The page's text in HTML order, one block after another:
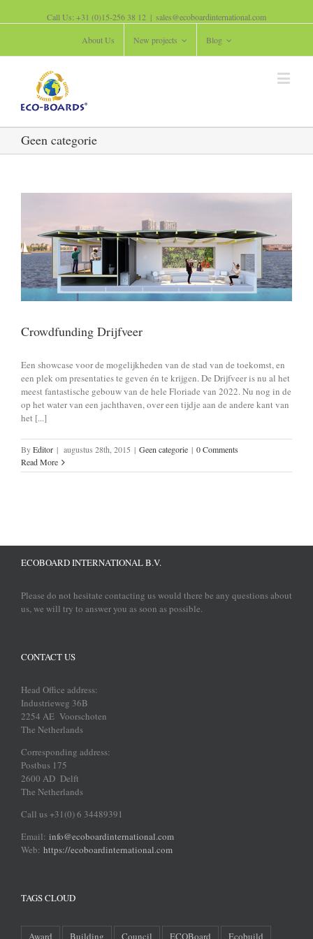
Call Us: +31 (0)15-256 38 12 | sales@ecoboardinternational.com
About Us New projects Blog
Geen categorie
Crowdfunding Drijfveer
Een showcase voor de mogelijkheden van de stad van de toekomst, en
een plek om presentaties te geven én te krijgen. De Drijfveer is nu al het
meest fantastische gebouw van de hele Floriade van 2022. Nu nog in de
op het water van een jachthaven, over een tijdje aan de andere kant van
het [...]
ByEditor | augustus 28th, 2015 | Geen categorie | 0 Comments
Read More
ECOBOARD INTERNATIONAL B.V.
Please do not hesitate contacting us would there be any questions about
us, we will try to answer you as soon as possible.
CONTACT US
Head Office address:
Industrieweg 36B
2254 AE Voorschoten
The Netherlands
Corresponding address:
Postbus 175
2600 AD Delft
The Netherlands
Call us +31(0) 6 34489391
Email: info@ecoboardinternational.com
Web: https://ecoboardinternational.com
TAGS CLOUD
Award Building Council ECOBoard Ecobuild